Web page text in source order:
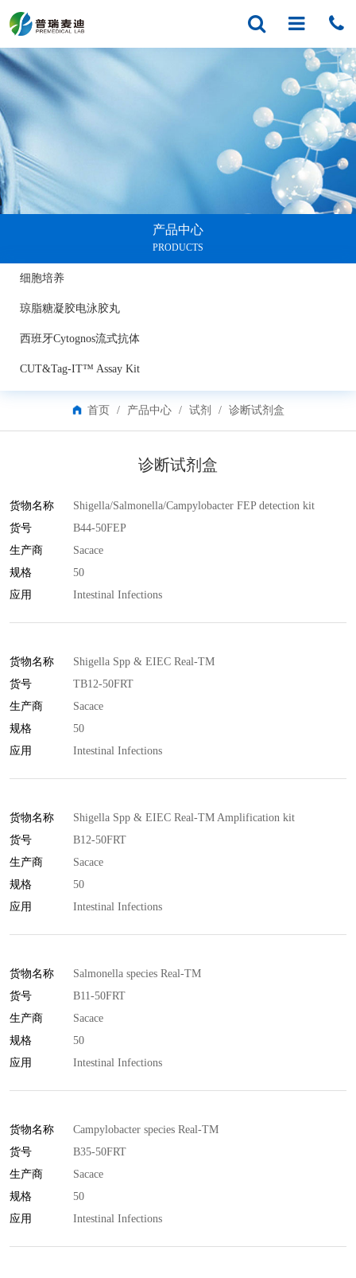
产品中心
PRODUCTS
细胞培养
琼脂糖凝胶电泳胶丸
西班牙Cytognos流式抗体
CUT&Tag-IT™ Assay Kit
干细胞培养基
蛋白
免疫组化试剂
其他试剂
诊断试剂盒
首页 / 产品中心 / 试剂 / 诊断试剂盒
诊断试剂盒
货物名称
Shigella/Salmonella/Campylobacter FEP detection kit
货号
B44-50FEP
生产商
Sacace
规格
50
应用
Intestinal Infections
货物名称
Shigella Spp & EIEC Real-TM
货号
TB12-50FRT
生产商
Sacace
规格
50
应用
Intestinal Infections
货物名称
Shigella Spp & EIEC Real-TM Amplification kit
货号
B12-50FRT
生产商
Sacace
规格
50
应用
Intestinal Infections
货物名称
Salmonella species Real-TM
货号
B11-50FRT
生产商
Sacace
规格
50
应用
Intestinal Infections
货物名称
Campylobacter species Real-TM
货号
B35-50FRT
生产商
Sacace
规格
50
应用
Intestinal Infections